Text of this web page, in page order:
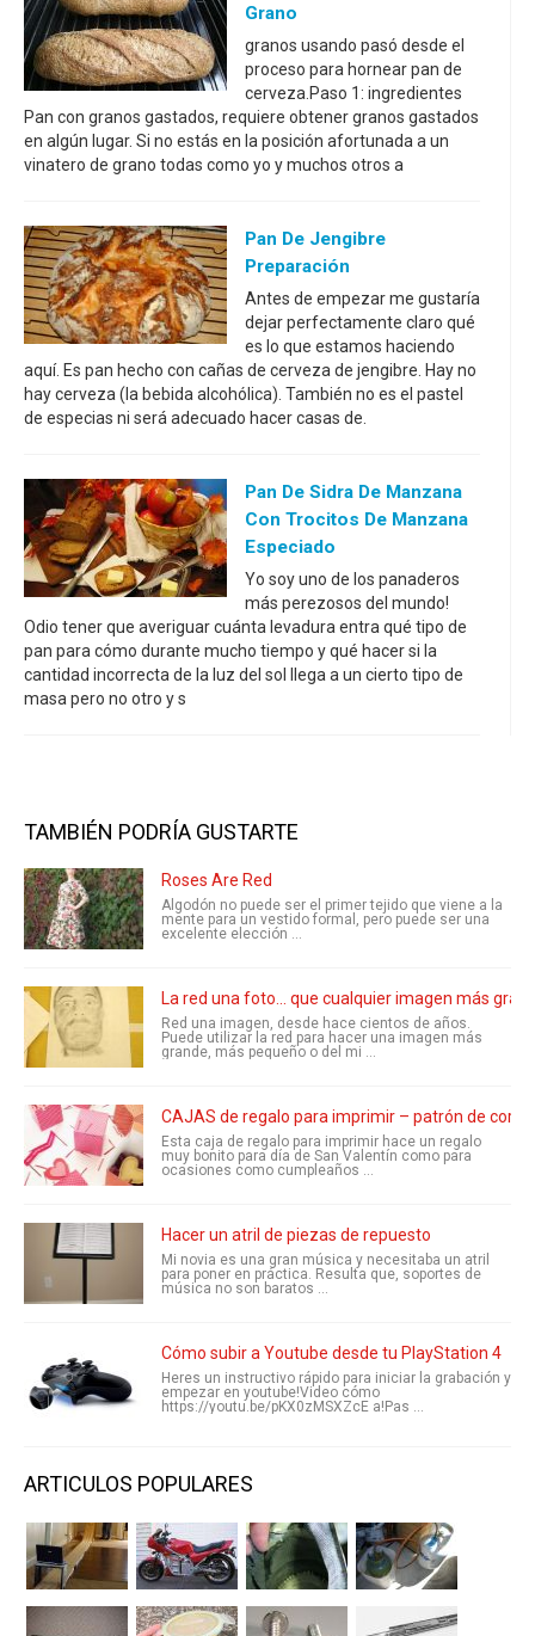
Grano
granos usando pasó desde el
proceso para hornear pan de
cerveza.Paso 1: ingredientes
Pan con granos gastados, requiere obtener granos gastados
en algún lugar. Si no estás en la posición afortunada a un
vinatero de grano todas como yo y muchos otros a
Pan De Jengibre
Preparación
Antes de empezar me gustaría
dejar perfectamente claro qué
es lo que estamos haciendo
aquí. Es pan hecho con cañas de cerveza de jengibre. Hay no
hay cerveza (la bebida alcohólica). También no es el pastel
de especias ni será adecuado hacer casas de.
Pan De Sidra De Manzana
Con Trocitos De Manzana
Especiado
Yo soy uno de los panaderos
más perezosos del mundo!
Odio tener que averiguar cuánta levadura entra qué tipo de
pan para cómo durante mucho tiempo y qué hacer si la
cantidad incorrecta de la luz del sol llega a un cierto tipo de
masa pero no otro y s
TAMBIÉN PODRÍA GUSTARTE
Roses Are Red
Algodón no puede ser el primer tejido que viene a la
mente para un vestido formal, pero puede ser una
excelente elección ...
La red una foto... que cualquier imagen más
Red una imagen, desde hace cientos de años.
Puede utilizar la red para hacer una imagen más
grande, más pequeño o del mi ...
CAJAS de regalo para imprimir – patrón de
Esta caja de regalo para imprimir hace un regalo
muy bonito para día de San Valentín como para
ocasiones como cumpleaños ...
Hacer un atril de piezas de repuesto
Mi novia es una gran música y necesitaba un atril
para poner en práctica. Resulta que, soportes de
música no son baratos ...
Cómo subir a Youtube desde tu PlayStation 4
Heres un instructivo rápido para iniciar la grabación y
empezar en youtube!Video cómo
https://youtu.be/pKX0zMSXZcE a!Pas ...
ARTICULOS POPULARES